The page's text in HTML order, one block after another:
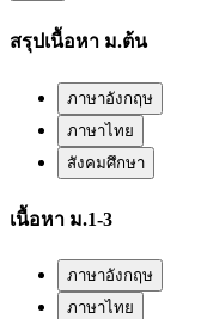
สรุปเนื้อหา ม.ต้น
ภาษาอังกฤษ
ภาษาไทย
สังคมศึกษา
เนื้อหา ม.1-3
ภาษาอังกฤษ
ภาษาไทย